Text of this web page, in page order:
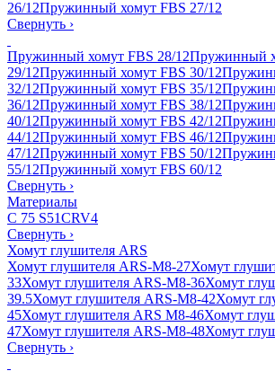
26/12Пружинный хомут FBS 27/12
Свернуть ›
Пружинный хомут FBS 28/12Пружинный
29/12Пружинный хомут FBS 30/12
32/12Пружинный хомут FBS 35/12
36/12Пружинный хомут FBS 38/12
40/12Пружинный хомут FBS 42/12
44/12Пружинный хомут FBS 46/12
47/12Пружинный хомут FBS 50/12
55/12Пружинный хомут FBS 60/12
Свернуть ›
Материалы
C 75 S51CRV4
Свернуть ›
Хомут глушителя ARS
Хомут глушителя ARS-M8-27Хомут
33Хомут глушителя ARS-M8-36Хомут
39.5Хомут глушителя ARS-M8-42Хомут
45Хомут глушителя ARS M8-46Хомут
47Хомут глушителя ARS-M8-48Хомут
Свернуть ›